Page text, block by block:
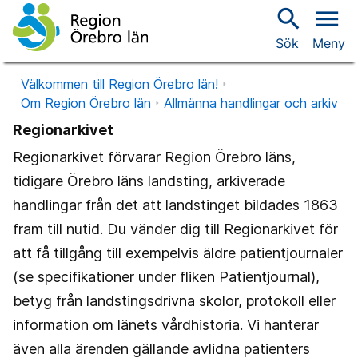
search
Sök
menu
Meny
Välkommen till Region Örebro län!
Om Region Örebro län
Allmänna handlingar och arkiv
Regionarkivet
Regionarkivet förvarar Region Örebro läns,
tidigare Örebro läns landsting, arkiverade
handlingar från det att landstinget bildades 1863
fram till nutid. Du vänder dig till Regionarkivet för
att få tillgång till exempelvis äldre patientjournaler
(se specifikationer under fliken Patientjournal),
betyg från landstingsdrivna skolor, protokoll eller
information om länets vårdhistoria. Vi hanterar
även alla ärenden gällande avlidna patienters